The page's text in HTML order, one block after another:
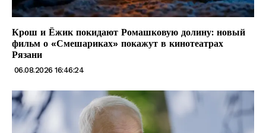
Крош и Ёжик покидают Ромашковую долину: новый
фильм о «Смешариках» покажут в кинотеатрах
Рязани
06.08.2026 16:46:24